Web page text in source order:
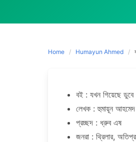
Home Humayun Ahmed
বই : যখন গিয়েছে
লেখক : হুমায়ূন আহমেদ
প্রচ্ছদ : ধ্রুব এষ
জনরা : থ্রিলার,